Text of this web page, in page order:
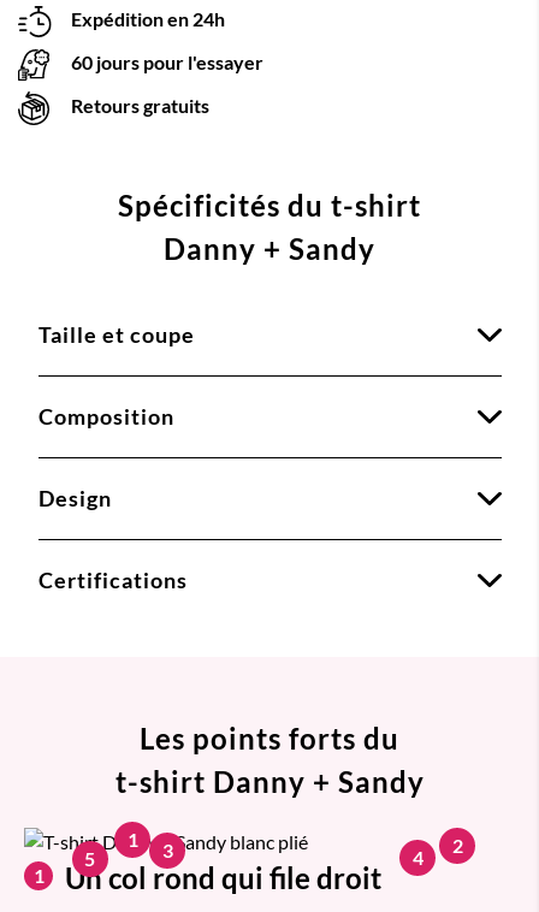
Expédition en 24h
60 jours pour l'essayer
Retours gratuits
Spécificités du t-shirt
Danny + Sandy
Taille et coupe
Composition
Design
Certifications
Les points forts du
t-shirt Danny + Sandy
1 Un col rond qui file droit
1 2
3 4
5